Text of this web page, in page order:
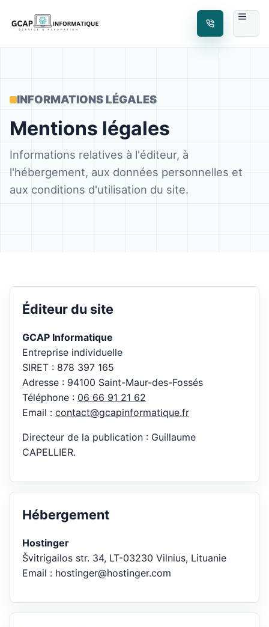
INFORMATIONS LÉGALES
Mentions légales
Informations relatives à l'éditeur, à
l'hébergement, aux données personnelles et
aux conditions d'utilisation du site.
Éditeur du site
GCAP Informatique
Entreprise individuelle
SIRET : 878 397 165
Adresse : 94100 Saint-Maur-des-Fossés
Téléphone : 06 66 91 21 62
Email : contact@gcapinformatique.fr
Directeur de la publication : Guillaume
CAPELLIER.
Hébergement
Hostinger
Švitrigailos str. 34, LT-03230 Vilnius, Lituanie
Email : hostinger@hostinger.com